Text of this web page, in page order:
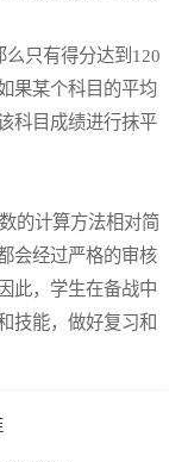
只有得分达到120
果某个科目的平均
科目成绩进行抹平
的计算方法相对简
会经过严格的审核
此，学生在备战中
技能，做好复习和